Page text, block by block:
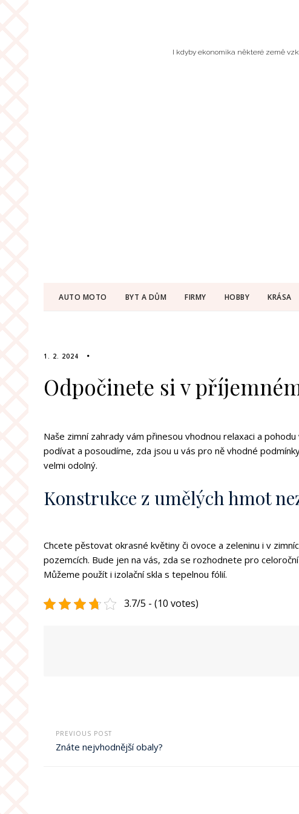
I kdyby ekonomika některé země
AUTO MOTO BYT A DŮM FIRMY HOBBY KRÁSA
1. 2. 2024
Odpočinete si v
Naše zimní zahrady vám přinesou vhodnou relaxaci a
podívat a posoudíme, zda jsou u vás pro ně vhodné
velmi odolný.
Konstrukce z umělých hmot
Chcete pěstovat okrasné květiny či ovoce a zeleninu i v
pozemcích. Bude jen na vás, zda se rozhodnete pro
Můžeme použít i izolační skla s tepelnou fólií.
3.7/5 - (10 votes)
PREVIOUS POST
Znáte nejvhodnější obaly?